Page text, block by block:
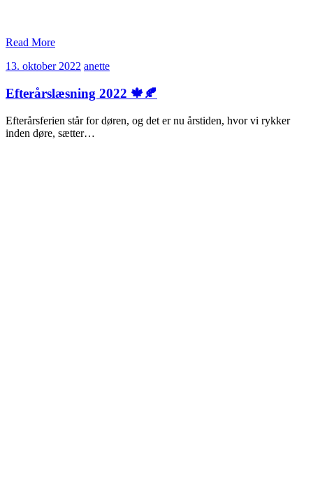
Read More
13. oktober 2022 13.
2022
anetteanette
Efterårslæsning 2022 🍁🍂
Efterårsferien står for døren, og det er nu årstiden, hvor vi rykker
inden døre, sætter…